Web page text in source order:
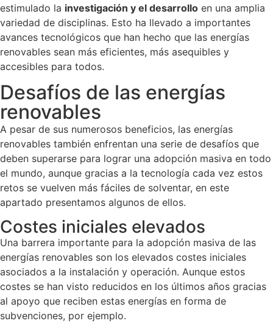
estimulado la investigación y el desarrollo en una amplia
variedad de disciplinas. Esto ha llevado a importantes
avances tecnológicos que han hecho que las energías
renovables sean más eficientes, más asequibles y
accesibles para todos.
Desafíos de las energías
renovables
A pesar de sus numerosos beneficios, las energías
renovables también enfrentan una serie de desafíos que
deben superarse para lograr una adopción masiva en todo
el mundo, aunque gracias a la tecnología cada vez estos
retos se vuelven más fáciles de solventar, en este
apartado presentamos algunos de ellos.
Costes iniciales elevados
Una barrera importante para la adopción masiva de las
energías renovables son los elevados costes iniciales
asociados a la instalación y operación. Aunque estos
costes se han visto reducidos en los últimos años gracias
al apoyo que reciben estas energías en forma de
subvenciones, por ejemplo.